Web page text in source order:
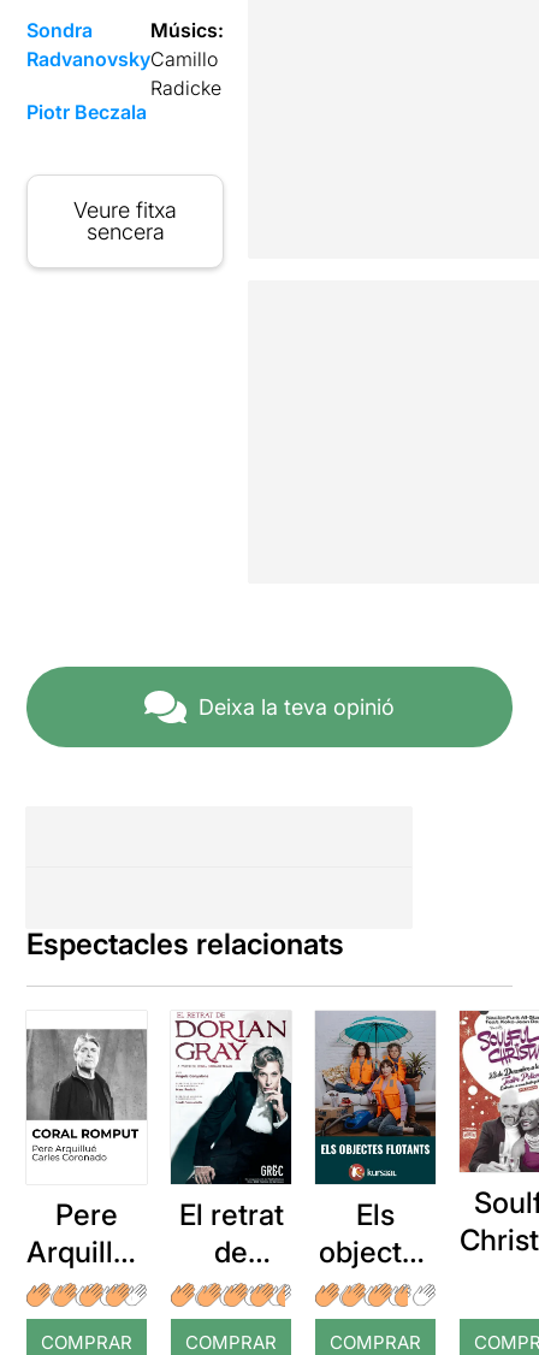
Sondra
Radvanovsky
Piotr Beczala
Músics:
Camillo
Radicke
Veure fitxa
sencera
Deixa la teva opinió
Espectacles relacionats
Pere
Arquillué
: Coral
romput
COMPRAR
El retrat
de
Dorian
Gray
COMPRAR
Els
objectes
flotants
(després
COMPRAR